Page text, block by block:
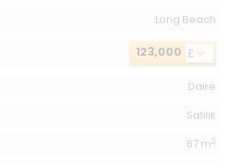
Long Beach
123,000 £
Daire
Satılık
67 m2